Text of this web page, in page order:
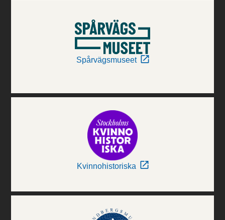
Spårvägsmuseet
Kvinnohistoriska